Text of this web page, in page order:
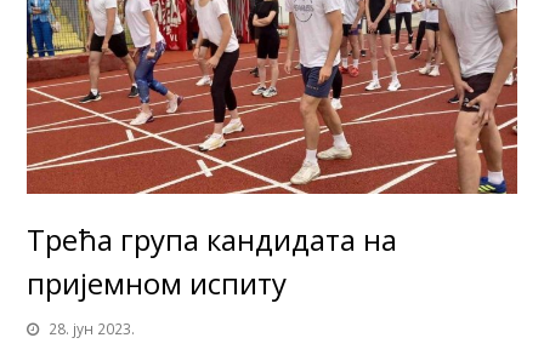
Трећа група кандидата на
пријемном испиту
28. јун 2023.